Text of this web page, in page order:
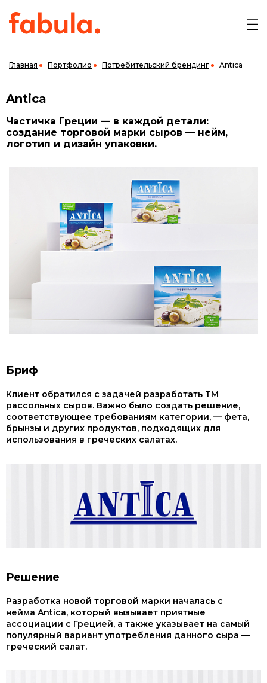
Главная Портфолио Потребительский брендинг Antica
Antica
Частичка Греции — в каждой детали:
создание торговой марки сыров — нейм,
логотип и дизайн упаковки.
Бриф
Клиент обратился с задачей разработать ТМ
рассольных сыров. Важно было создать решение,
соответствующее требованиям категории, — фета,
брынзы и других продуктов, подходящих для
использования в греческих салатах.
Решение
Разработка новой торговой марки началась с
нейма Antica, который вызывает приятные
ассоциации с Грецией, а также указывает на самый
популярный вариант употребления данного сыра —
греческий салат.